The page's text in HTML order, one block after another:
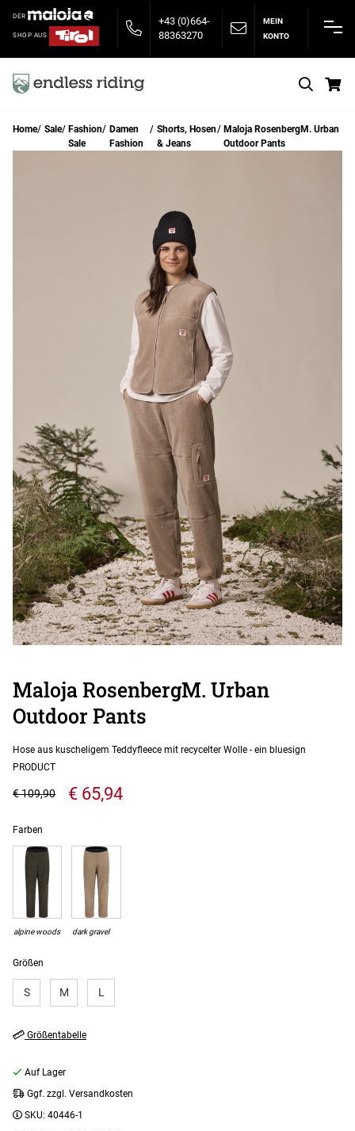
DER
SHOP AUS
+43 (0)664-
88363270
MEIN
KONTO
Home Sale
Fashion
Sale
Damen
Fashion
Shorts, Hosen
& Jeans
Maloja RosenbergM. Urban
Outdoor Pants
Maloja RosenbergM. Urban
Outdoor Pants
Hose aus kuscheligem Teddyfleece mit recycelter Wolle - ein bluesign
PRODUCT
€ 65,94
€ 109,90
Größen
S M L
Farben
alpine woods dark gravel
Größentabelle
Auf Lager
Ggf. zzgl. Versandkosten
SKU: 40446-1